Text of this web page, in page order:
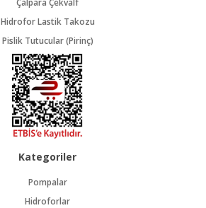
Çalpara Çekvalf
Hidrofor Lastik Takozu
Pislik Tutucular (Pirinç)
Kategoriler
Pompalar
Hidroforlar